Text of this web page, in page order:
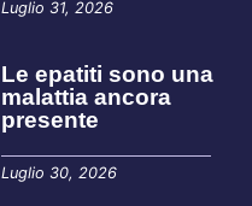
Luglio 31, 2026
Le epatiti sono una
malattia ancora
presente
Luglio 30, 2026